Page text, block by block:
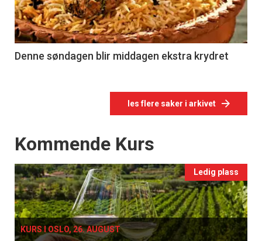
Denne søndagen blir middagen ekstra krydret
les flere saker i arkivet
Events
Kommende Kurs
Ledig plass
KURS I OSLO, 26. AUGUST